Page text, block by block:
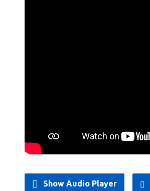
Show Audio Player